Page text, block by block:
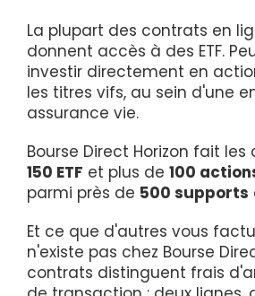
La plupart des contrats en
donnent accès à des ETF.
investir directement en
les titres vifs, au sein d'une
assurance vie.
Bourse Direct Horizon fait les
150 ETF et plus de 100
parmi près de 500 supports
Et ce que d'autres vous
n'existe pas chez Bourse
contrats distinguent frais